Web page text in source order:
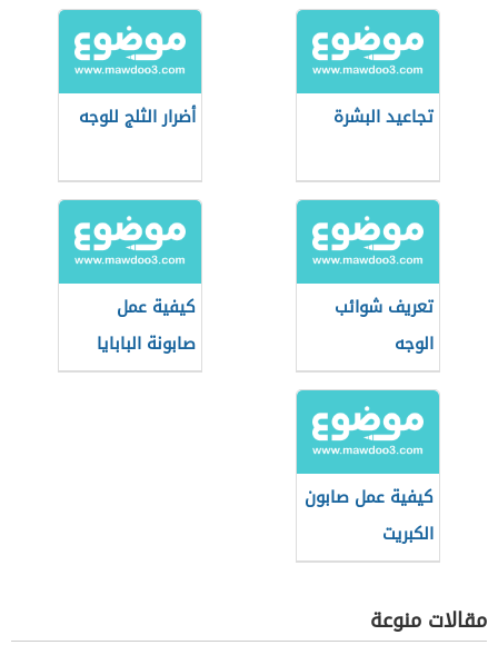
تجاعيد البشرة أضرار الثلج للوجه
تعريف شوائب
الوجه
كيفية عمل
صابونة البابايا
كيفية عمل صابون
الكبريت
مقالات منوعة